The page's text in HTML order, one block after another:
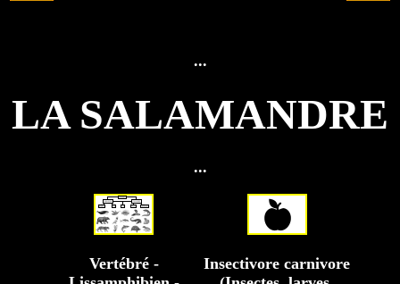
...
LA SALAMANDRE
...
Vertébré -
Insectivore carnivore